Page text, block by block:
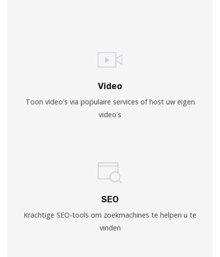
Video
Toon video's via populaire services of host uw eigen
video's
SEO
Krachtige SEO-tools om zoekmachines te helpen u te
vinden